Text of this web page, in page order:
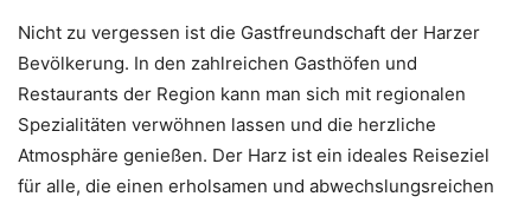
Nicht zu vergessen ist die Gastfreundschaft der Harzer
Bevölkerung. In den zahlreichen Gasthöfen und
Restaurants der Region kann man sich mit regionalen
Spezialitäten verwöhnen lassen und die herzliche
Atmosphäre genießen. Der Harz ist ein ideales Reiseziel
für alle, die einen erholsamen und abwechslungsreichen